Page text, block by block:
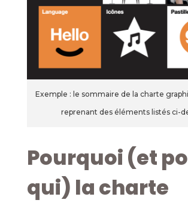
Exemple : le sommaire de la charte
reprenant des éléments listés ci-
Pourquoi (et
qui) la charte